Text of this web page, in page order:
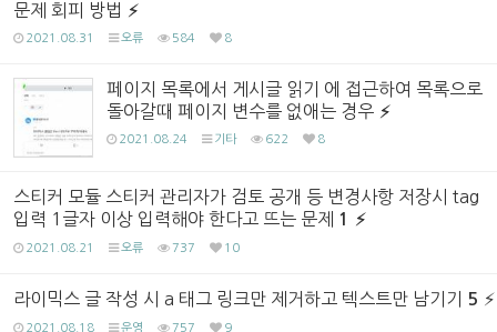
문제 회피 방법
2021.08.31 오류 584 8
페이지 목록에서 게시글 읽기 에 접근하여 목록으로
돌아갈때 페이지 변수를 없애는 경우
2021.08.24 기타 622 8
스티커 모듈 스티커 관리자가 검토 공개 등 변경사항 저장시 tag
입력 1글자 이상 입력해야 한다고 뜨는 문제
1
2021.08.21 오류 737 10
라이믹스 글 작성 시 a 태그 링크만 제거하고 텍스트만 남기기 5
2021.08.18 운영 757 9